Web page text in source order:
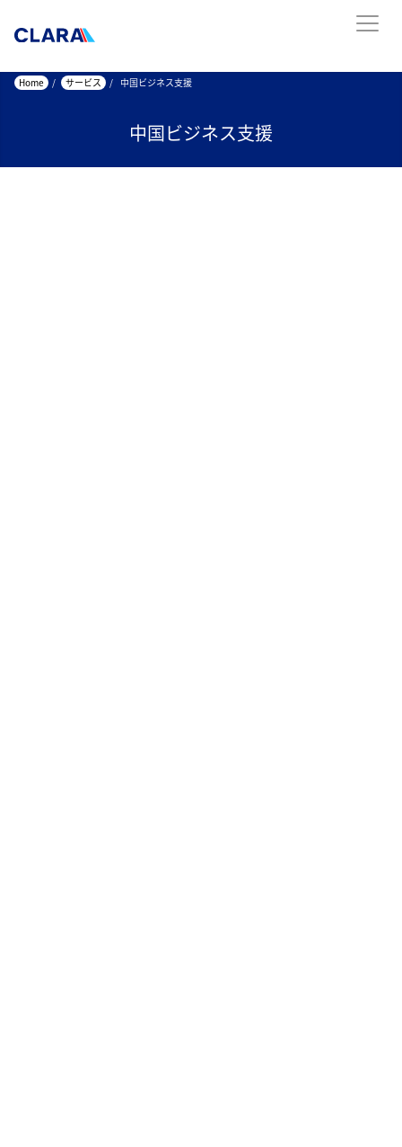
Home / サービス / 中国ビジネス支援
中国ビジネス支援